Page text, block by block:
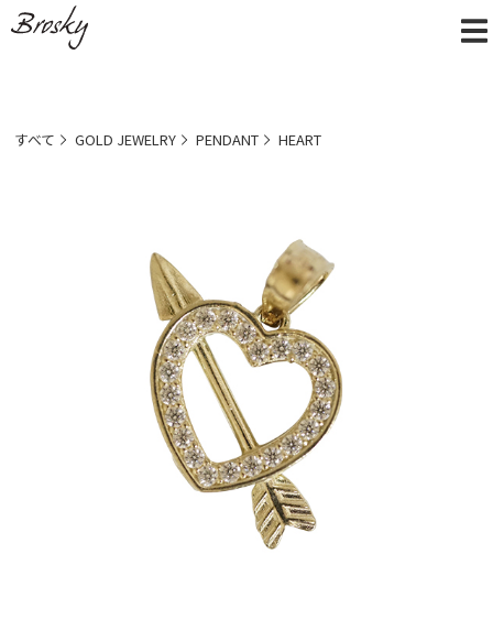
すべて GOLD JEWELRY PENDANT HEART